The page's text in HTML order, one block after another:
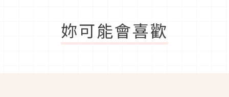
妳可能會喜歡